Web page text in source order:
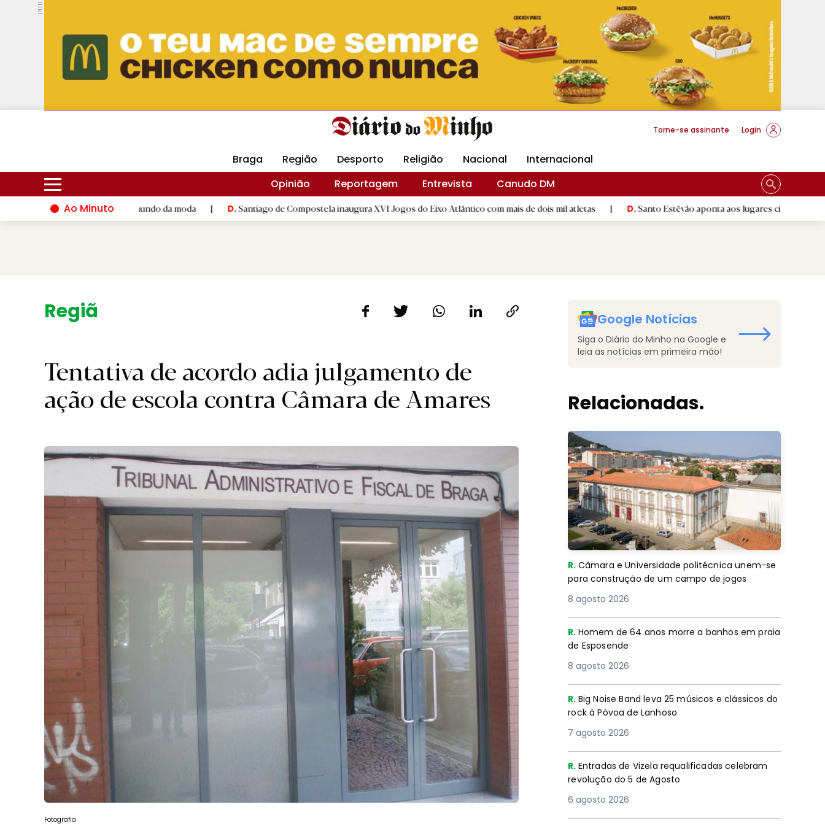
PUB.
Hoje 16ºC 28ºC DMtv Revista Minha Gráfica DM Livraria DM Arquidiocese Braga
Torne-se assinante Login
Braga Região Desporto Religião Nacional
Internacional
Opinião
Reportagem Entrevista
Canudo DM
Ao Minuto
e à inovação do mundo da moda | D.Santiago de Compostela inaugura XVI Jogos do Eixo Atlântico com mais de dois mil atletas | D.Santo Estêvão aponta aos lugares cimeiros da Honra
Região.
Tentativa de acordo adia julgamento de
ação de escola contra Câmara de Amares
Fotografia
Google Notícias
Siga o Diário do Minho na Google e
leia as notícias em primeira mão!
Relacionadas.
R. Câmara e Universidade politécnica unem-se
para construção de um campo de jogos
8 agosto 2026
R. Homem de 64 anos morre a banhos em praia
de Esposende
8 agosto 2026
R. Big Noise Band leva 25 músicos e clássicos do
rock à Póvoa de Lanhoso
7 agosto 2026
R. Entradas de Vizela requalificadas celebram
revolução do 5 de Agosto
6 agosto 2026